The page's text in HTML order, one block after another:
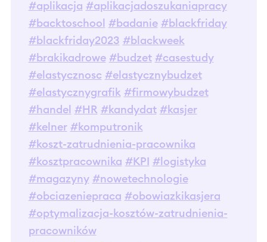
#aplikacja #aplikacjadoszukaniapracy
#backtoschool
#badanie #blackfriday
#blackfriday2023 #blackweek
#brakikadrowe #budzet #casestudy
#elastycznosc #elastycznybudzet
#elastycznygrafik #firmowybudzet
#handel #HR #kandydat #kasjer
#kelner #komputronik
#koszt-zatrudnienia-pracownika
#kosztpracownika #KPI
#logistyka
#magazyny #nowetechnologie
#obciazeniepraca #obowiazkikasjera
#optymalizacja-kosztów-zatrudnienia-
pracowników